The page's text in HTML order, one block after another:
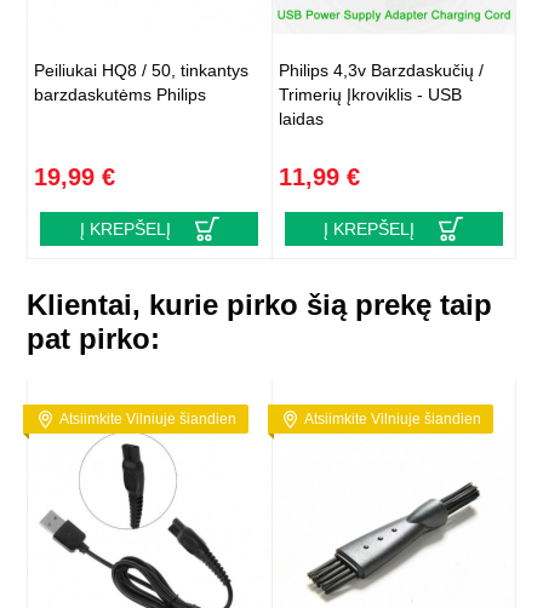
Peiliukai HQ8 / 50, tinkantys
barzdaskutėms Philips
19,99 €
Į KREPŠELĮ
Philips 4,3v Barzdaskučių /
Trimerių Įkroviklis - USB
laidas
11,99 €
Į KREPŠELĮ
Klientai, kurie pirko šią prekę taip
pat pirko:
Atsiimkite Vilniuje šiandien Atsiimkite Vilniuje šiandien